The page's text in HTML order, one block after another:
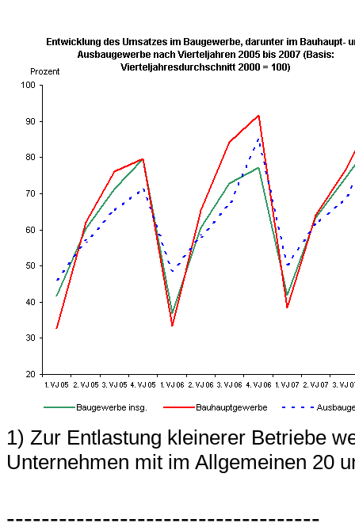
1) Zur Entlastung kleinerer Betriebe
Unternehmen mit im Allgemeinen 20
------------------------------------